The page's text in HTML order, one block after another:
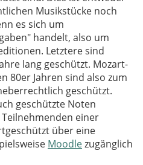
Musikstücke noch
es sich um
handelt, also um
Letztere sind
lang geschützt. Mozart-
80er Jahren sind also zum
geschützt.
geschützte Noten
einer
über eine
Moodlezugänglich